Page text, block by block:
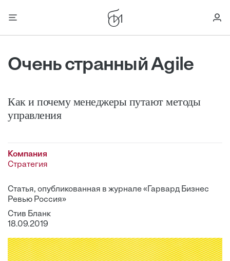
Очень странный Agile
Как и почему менеджеры путают методы
управления
Компания
Стратегия
Статья, опубликованная в журнале «Гарвард Бизнес
Ревью Россия»
Стив Бланк
18.09.2019